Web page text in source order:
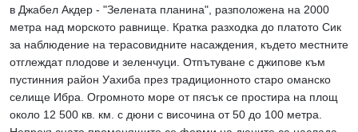
в Джабел Акдер - "Зелената планина", разположена на 2000
метра над морското равнище. Кратка разходка до платото Сик
за наблюдение на терасовидните насаждения, където местните
отглеждат плодове и зеленчуци. Отпътуване с джипове към
пустинния район Уахиба през традиционното старо оманско
селище Ибра. Огромното море от пясък се простира на площ
около 12 500 кв. км. с дюни с височина от 50 до 100 метра.